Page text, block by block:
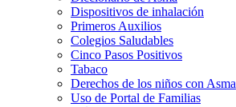
Dispositivos de inhalación
Primeros Auxilios
Colegios Saludables
Cinco Pasos Positivos
Tabaco
Derechos de los niños con Asma
Uso de Portal de Familias